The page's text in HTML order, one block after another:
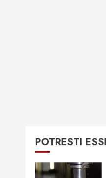
POTRESTI